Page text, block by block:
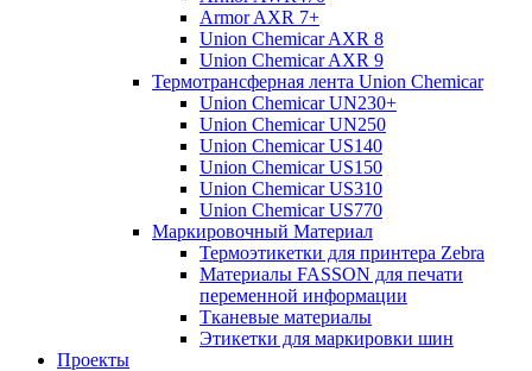
Armor AXR 7+
Union Chemicar AXR 8
Union Chemicar AXR 9
Термотрансферная лента Union Chemicar
Union Chemicar UN230+
Union Chemicar UN250
Union Chemicar US140
Union Chemicar US150
Union Chemicar US310
Union Chemicar US770
Маркировочный Материал
Термоэтикетки для принтера Zebra
Материалы FASSON для печати
переменной информации
Тканевые материалы
Этикетки для маркировки шин
Проекты